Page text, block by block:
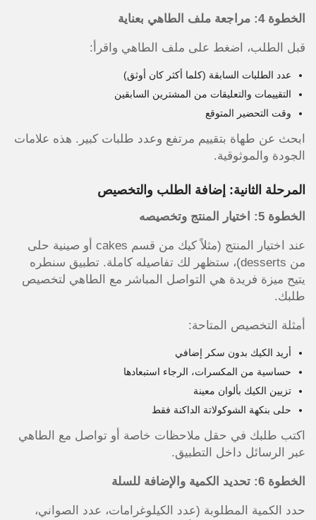
الخطوة 4: مراجعة ملف الطاهي بعناية
قبل الطلب، اضغط على ملف الطاهي واقرأ:
عدد الطلبات السابقة (كلما أكثر كان أوثق)
التقييمات والتعليقات من المشترين السابقين
وقت التحضير المتوقع
ابحث عن طهاة بتقييم مرتفع وعدد طلبات كبير. هذه علامات
الجودة والموثوقية.
المرحلة الثانية: إضافة الطلب والتخصيص
الخطوة 5: اختيار المنتج وتخصيصه
عند اختيار المنتج (مثلاً كيك من قسم cakes أو صينية حلى
من desserts)، ستظهر لك تفاصيله كاملة. تطبيق سنطره
يتيح ميزة فريدة هي التواصل المباشر مع الطاهي لتخصيص
طلبك.
أمثلة التخصيص المتاحة:
أريد الكيك بدون سكر إضافي
حساسية من المكسرات، الرجاء استبعادها
تزيين الكيك بألوان معينة
حلى بنكهة الشوكولاتة الداكنة فقط
اكتب طلبك في حقل ملاحظات خاصة أو تواصل مع الطاهي
عبر الرسائل داخل التطبيق.
الخطوة 6: تحديد الكمية والإضافة للسلة
حدد الكمية المطلوبة (عدد الكيلوغرامات، عدد الصواني،